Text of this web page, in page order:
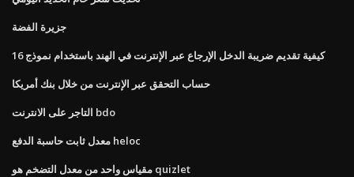
جزيرة الفضة
كيفية تقديم ضريبة الدخل الإرجاع عبر الإنترنت في الهند باستخدام نموذج 16
حساب التحقق عبر الإنترنت من خلال بنك أمريكا
التاجر على الانترنت bdo
معدل ثابت حاسبة الدفع heloc
مقياس واحد من معدل التضخم هو quizlet